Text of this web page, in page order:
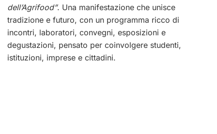
dell’Agrifood”. Una manifestazione che unisce
tradizione e futuro, con un programma ricco di
incontri, laboratori, convegni, esposizioni e
degustazioni, pensato per coinvolgere studenti,
istituzioni, imprese e cittadini.